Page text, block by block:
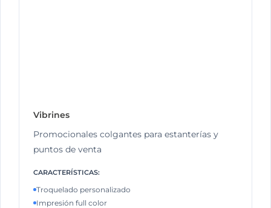
Vibrines
Promocionales colgantes para estanterías y
puntos de venta
CARACTERÍSTICAS:
Troquelado personalizado
Impresión full color